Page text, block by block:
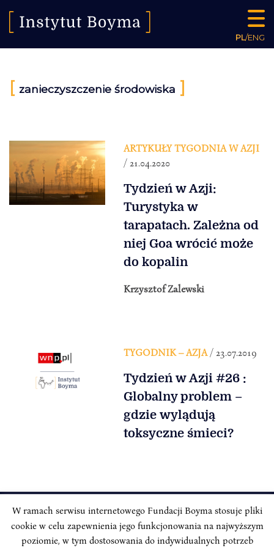
PL/ENG
[ zanieczyszczenie środowiska ]
ARTYKUŁY TYGODNIA W AZJI
/ 21.04.2020
Tydzień w Azji:
Turystyka w
tarapatach. Zależna od
niej Goa wrócić może
do kopalin
Krzysztof Zalewski
TYGODNIK – AZJA/ 23.07.2019
Tydzień w Azji #26 :
Globalny problem –
gdzie wylądują
toksyczne śmieci?
INSTYTUT BOYMA / Asian Century
Adres korespondencyjny: ul. Freta 11/5, 00-027 Warszawa
W ramach serwisu internetowego Fundacji Boyma stosuje pliki
cookie w celu zapewnienia jego funkcjonowania na najwyższym
poziomie, w tym dostosowania do indywidualnych potrzeb